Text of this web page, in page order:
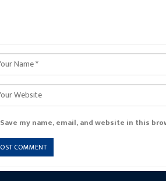
Save my name, email, and website in this